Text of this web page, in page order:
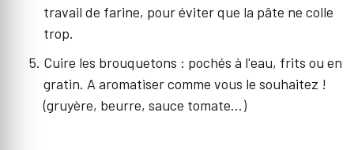
travail de farine, pour éviter que la pâte ne colle
trop.
Cuire les brouquetons : pochés à l'eau, frits ou en
gratin. A aromatiser comme vous le souhaitez !
(gruyère, beurre, sauce tomate...)